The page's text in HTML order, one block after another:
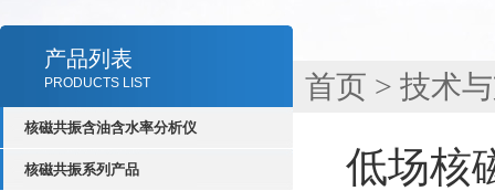
产品列表
PRODUCTS LIST
核磁共振含油含水率分析仪
核磁共振系列产品
首页 > 技术
低场核